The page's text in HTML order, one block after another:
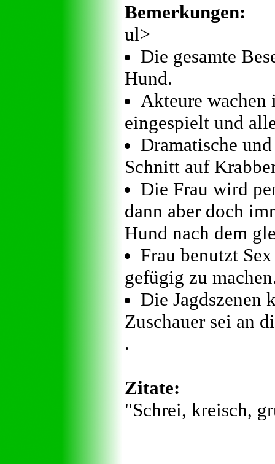
Bemerkungen:
ul>
Die gesamte
Hund.
Akteure
eingespielt und
Dramatische
Schnitt auf
Die Frau wird
dann aber doch
Hund nach dem
Frau benutzt
gefügig zu
Die Jagdszenen
Zuschauer sei an
.
Zitate:
"Schrei, kreisch,